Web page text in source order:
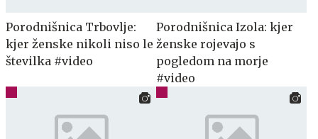
Porodnišnica Trbovlje:
kjer ženske nikoli niso le
številka #video
Porodnišnica Izola: kjer
ženske rojevajo s
pogledom na morje
#video